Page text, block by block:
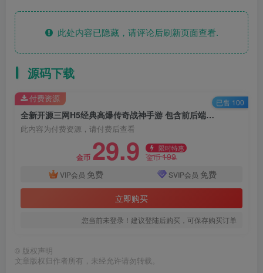
此处内容已隐藏，请评论后刷新页面查看.
源码下载
全新开源三网H5经典高爆传奇战神手游 包含前后端源码 内附搭建教程
此内容为付费资源，请付费后查看
金币 29.9 限时特惠
金币199
VIP会员 免费 SVIP会员 免费
立即购买
您当前未登录！建议登陆后购买，可保存购买订单
付费资源 已售 100
© 版权声明
文章版权归作者所有，未经允许请勿转载。